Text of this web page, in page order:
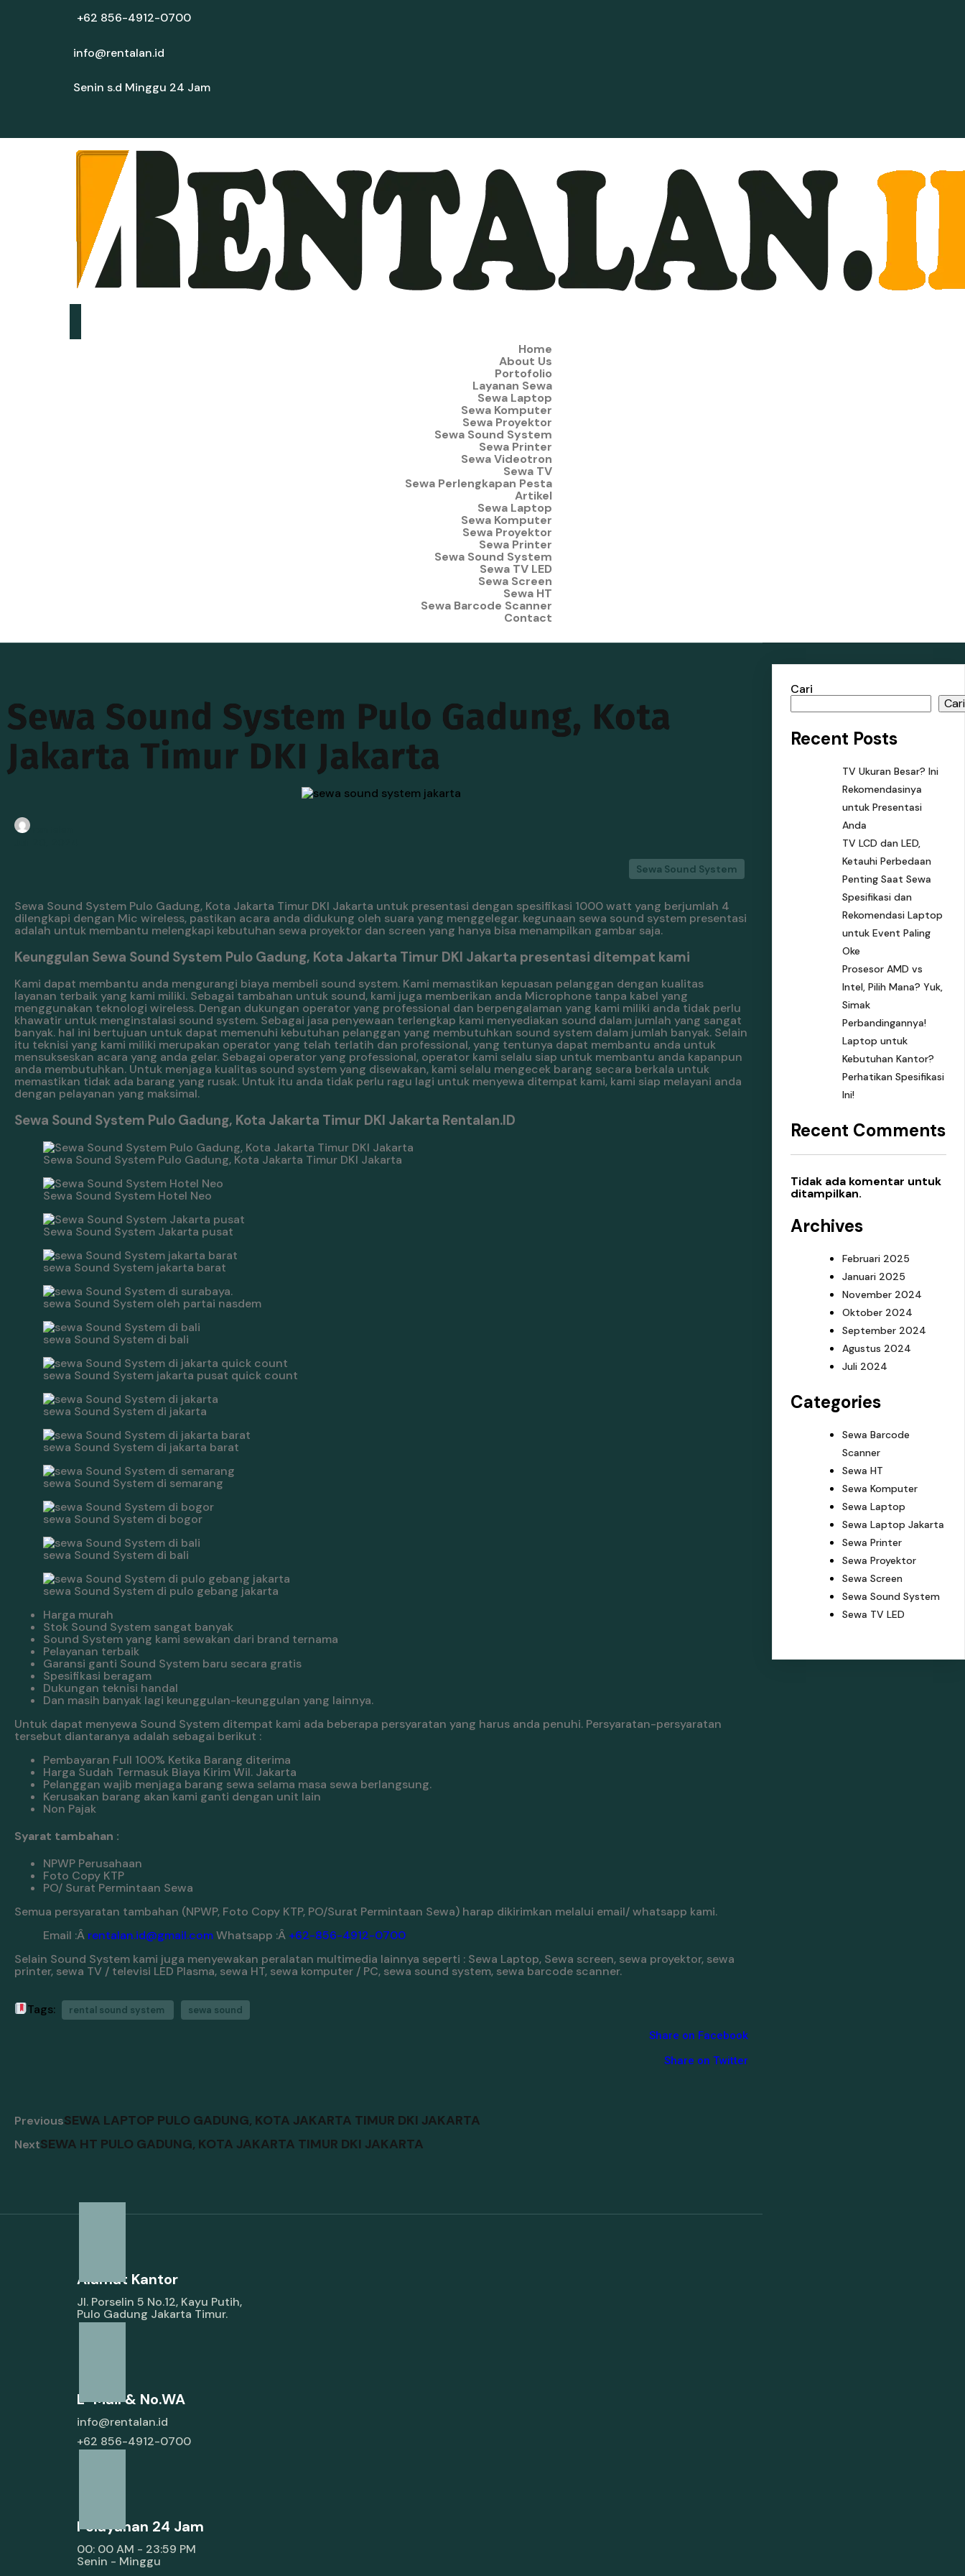
+62 856-4912-0700
info@rentalan.id
Senin s.d Minggu 24 Jam
Home
About Us
Portofolio
Layanan Sewa
Sewa Laptop
Sewa Komputer
Sewa Proyektor
Sewa Sound System
Sewa Printer
Sewa Videotron
Sewa TV
Sewa Perlengkapan Pesta
Artikel
Sewa Laptop
Sewa Komputer
Sewa Proyektor
Sewa Printer
Sewa Sound System
Sewa TV LED
Sewa Screen
Sewa HT
Sewa Barcode Scanner
Contact
Sewa Sound System Pulo Gadung, Kota
Jakarta Timur DKI Jakarta
Sewa Sound System
Sewa Sound System Pulo Gadung, Kota Jakarta Timur DKI Jakarta untuk presentasi dengan spesifikasi 1000 watt yang berjumlah 4
dilengkapi dengan Mic wireless, pastikan acara anda didukung oleh suara yang menggelegar. kegunaan sewa sound system presentasi
adalah untuk membantu melengkapi kebutuhan sewa proyektor dan screen yang hanya bisa menampilkan gambar saja.
Keunggulan Sewa Sound System Pulo Gadung, Kota Jakarta Timur DKI Jakarta presentasi ditempat kami
Kami dapat membantu anda mengurangi biaya membeli sound system. Kami memastikan kepuasan pelanggan dengan kualitas
layanan terbaik yang kami miliki. Sebagai tambahan untuk sound, kami juga memberikan anda Microphone tanpa kabel yang
menggunakan teknologi wireless. Dengan dukungan operator yang professional dan berpengalaman yang kami miliki anda tidak perlu
khawatir untuk menginstalasi sound system. Sebagai jasa penyewaan terlengkap kami menyediakan sound dalam jumlah yang sangat
banyak. hal ini bertujuan untuk dapat memenuhi kebutuhan pelanggan yang membutuhkan sound system dalam jumlah banyak. Selain
itu teknisi yang kami miliki merupakan operator yang telah terlatih dan professional, yang tentunya dapat membantu anda untuk
mensukseskan acara yang anda gelar. Sebagai operator yang professional, operator kami selalu siap untuk membantu anda kapanpun
anda membutuhkan. Untuk menjaga kualitas sound system yang disewakan, kami selalu mengecek barang secara berkala untuk
memastikan tidak ada barang yang rusak. Untuk itu anda tidak perlu ragu lagi untuk menyewa ditempat kami, kami siap melayani anda
dengan pelayanan yang maksimal.
Sewa Sound System Pulo Gadung, Kota Jakarta Timur DKI Jakarta Rentalan.ID
Sewa Sound System Pulo Gadung, Kota Jakarta Timur DKI Jakarta
Sewa Sound System Hotel Neo
Sewa Sound System Jakarta pusat
sewa Sound System jakarta barat
sewa Sound System oleh partai nasdem
sewa Sound System di bali
sewa Sound System jakarta pusat quick count
sewa Sound System di jakarta
sewa Sound System di jakarta barat
sewa Sound System di semarang
sewa Sound System di bogor
sewa Sound System di bali
sewa Sound System di pulo gebang jakarta
Harga murah
Stok Sound System sangat banyak
Sound System yang kami sewakan dari brand ternama
Pelayanan terbaik
Garansi ganti Sound System baru secara gratis
Spesifikasi beragam
Dukungan teknisi handal
Dan masih banyak lagi keunggulan-keunggulan yang lainnya.
Untuk dapat menyewa Sound System ditempat kami ada beberapa persyaratan yang harus anda penuhi. Persyaratan-persyaratan
tersebut diantaranya adalah sebagai berikut :
Pembayaran Full 100% Ketika Barang diterima
Harga Sudah Termasuk Biaya Kirim Wil. Jakarta
Pelanggan wajib menjaga barang sewa selama masa sewa berlangsung.
Kerusakan barang akan kami ganti dengan unit lain
Non Pajak
Syarat tambahan :
NPWP Perusahaan
Foto Copy KTP
PO/ Surat Permintaan Sewa
Semua persyaratan tambahan (NPWP, Foto Copy KTP, PO/Surat Permintaan Sewa) harap dikirimkan melalui email/ whatsapp kami.
Email :Â rentalan.id@gmail.comWhatsapp :Â +62-856-4912-0700
Selain Sound System kami juga menyewakan peralatan multimedia lainnya seperti : Sewa Laptop, Sewa screen, sewa proyektor, sewa
printer, sewa TV / televisi LED Plasma, sewa HT, sewa komputer / PC, sewa sound system, sewa barcode scanner.
Tags: rental sound system sewa sound
Share on Facebook
Share on Twitter
PreviousSEWA LAPTOP PULO GADUNG, KOTA JAKARTA TIMUR DKI JAKARTA
NextSEWA HT PULO GADUNG, KOTA JAKARTA TIMUR DKI JAKARTA
Cari
Cari
Recent Posts
TV Ukuran Besar? Ini
Rekomendasinya
untuk Presentasi
Anda
TV LCD dan LED,
Ketauhi Perbedaan
Penting Saat Sewa
Spesifikasi dan
Rekomendasi Laptop
untuk Event Paling
Oke
Prosesor AMD vs
Intel, Pilih Mana? Yuk,
Simak
Perbandingannya!
Laptop untuk
Kebutuhan Kantor?
Perhatikan Spesifikasi
Ini!
Recent Comments
Tidak ada komentar untuk
ditampilkan.
Archives
Februari 2025
Januari 2025
November 2024
Oktober 2024
September 2024
Agustus 2024
Juli 2024
Categories
Sewa Barcode
Scanner
Sewa HT
Sewa Komputer
Sewa Laptop
Sewa Laptop Jakarta
Sewa Printer
Sewa Proyektor
Sewa Screen
Sewa Sound System
Sewa TV LED
Alamat Kantor
Jl. Porselin 5 No.12, Kayu Putih,
Pulo Gadung Jakarta Timur.
E-Mail & No.WA
info@rentalan.id
+62 856-4912-0700
Pelayanan 24 Jam
00: 00 AM - 23:59 PM
Senin - Minggu